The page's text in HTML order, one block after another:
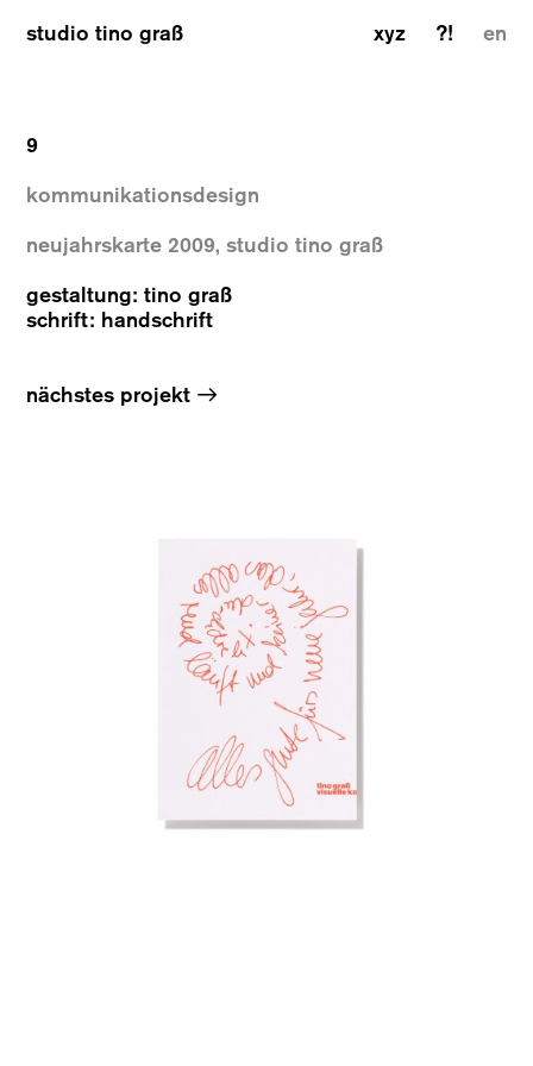
studio tino graß xyz ?! en
9
kommunikationsdesign
neujahrskarte 2009, studio tino graß
gestaltung: tino graß
schrift: handschrift
nächstes projekt →